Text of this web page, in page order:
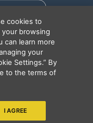
b
serão tratadas de
Todos os direitos
cookies to
browsing
can learn more
your
Settings.” By
to the terms of
I AGREE